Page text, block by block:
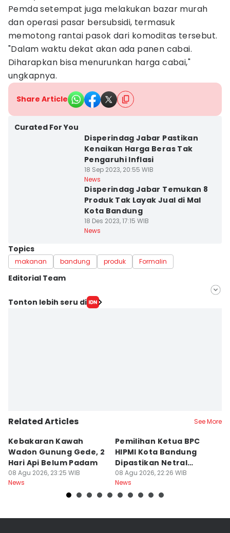
Pemda setempat juga melakukan bazar murah
dan operasi pasar bersubsidi, termasuk
memotong rantai pasok dari komoditas tersebut.
"Dalam waktu dekat akan ada panen cabai.
Diharapkan bisa menurunkan harga cabai,"
ungkapnya.
Share Article
Curated For You
Disperindag Jabar Pastikan
Kenaikan Harga Beras Tak
Pengaruhi Inflasi
18 Sep 2023, 20:55 WIB
News
Disperindag Jabar Temukan 8
Produk Tak Layak Jual di Mal
Kota Bandung
18 Des 2023, 17:15 WIB
News
Topics
makanan bandung produk Formalin
Editorial Team
Editor
Tonton lebih seru di
Related Articles See More
Kebakaran Kawah
Wadon Gunung Gede, 2
Hari Api Belum Padam
08 Agu 2026, 23:25 WIB
News
Pemilihan Ketua BPC
HIPMI Kota Bandung
Dipastikan Netral
Tanpa Tekanan
08 Agu 2026, 22:26 WIB
News